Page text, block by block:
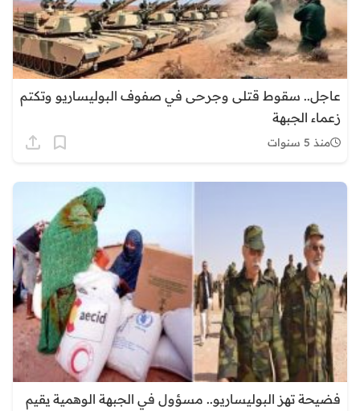
عاجل.. سقوط قتلى وجرحى في صفوف البوليساريو وتكتم
زعماء الجبهة
منذ 5 سنوات
فضيحة تهز البوليساريو.. مسؤول في الجبهة الوهمية يقيم